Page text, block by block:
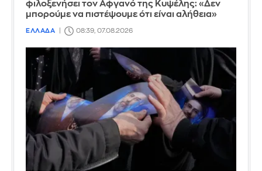
φιλοξενήσει τον Αφγανό της Κυψέλης: «Δεν
μπορούμε να πιστέψουμε ότι είναι αλήθεια»
ΕΛΛΑΔΑ 08:39, 07.08.2026